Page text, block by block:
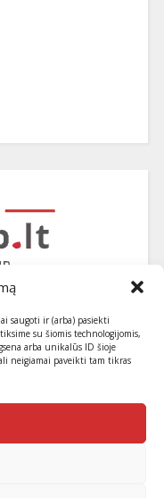
saugoti ir (arba) pasiekti
su šiomis technologijomis,
arba unikalūs ID šioje
neigiamai paveikti tam tikras